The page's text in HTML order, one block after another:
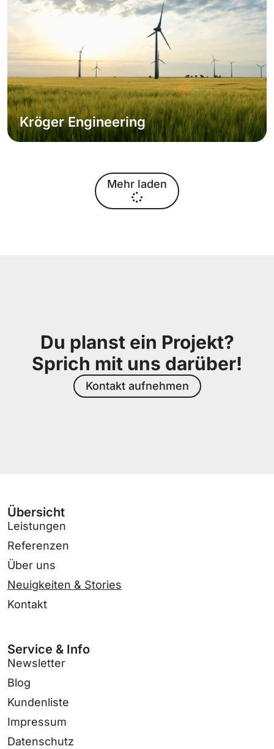
Neue Referenz
Kröger Engineering
Hochwertig präsentieren
Weiterlesen
Mehr laden
Du planst ein Projekt?
Sprich mit uns darüber!
Kontakt aufnehmen
Übersicht
Leistungen
Referenzen
Über uns
Neuigkeiten & Stories
Kontakt
Service & Info
Newsletter
Blog
Kundenliste
Impressum
Datenschutz